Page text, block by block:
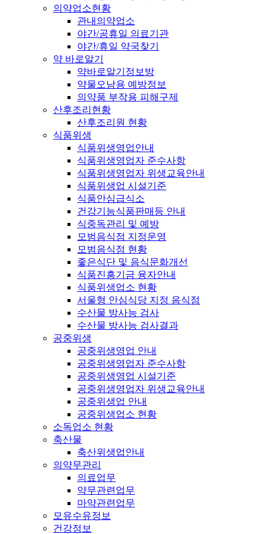
의약업소현황
관내의약업소
야간/공휴일 의료기관
야간/휴일 약국찾기
약 바로알기
약바로알기정보방
약물오남용 예방정보
의약품 부작용 피해구제
산후조리현황
산후조리원 현황
식품위생
식품위생영업안내
식품위생영업자 준수사항
식품위생영업자 위생교육안내
식품위생업 시설기준
식품안심급식소
건강기능식품판매등 안내
식중독관리 및 예방
모범음식점 지정운영
모범음식점 현황
좋은식단 및 음식문화개선
식품진흥기금 융자안내
식품위생업소 현황
서울형 안심식당 지정 음식점
수산물 방사능 검사
수산물 방사능 검사결과
공중위생
공중위생영업 안내
공중위생영업자 준수사항
공중위생영업 시설기준
공중위생영업자 위생교육안내
공중위생업 안내
공중위생업소 현황
소독업소 현황
축산물
축산위생업안내
의약무관리
의료업무
약무관련업무
마약관련업무
모유수유정보
건강정보